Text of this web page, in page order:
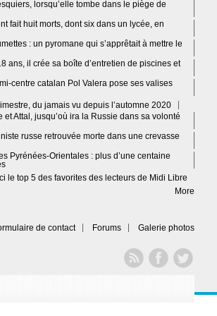
lorsqu’elle tombe dans le piège de
fait huit morts, dont six dans un lycée, en
: un pyromane qui s’apprêtait à mettre le
ans, il crée sa boîte d’entretien de piscines et
centre catalan Pol Valera pose ses valises
du jamais vu depuis l’automne 2020
Attal, jusqu’où ira la Russie dans sa volonté
russe retrouvée morte dans une crevasse
Pyrénées-Orientales : plus d’une centaine
le top 5 des favorites des lecteurs de Midi Libre
More
de contact Forums Galerie photos